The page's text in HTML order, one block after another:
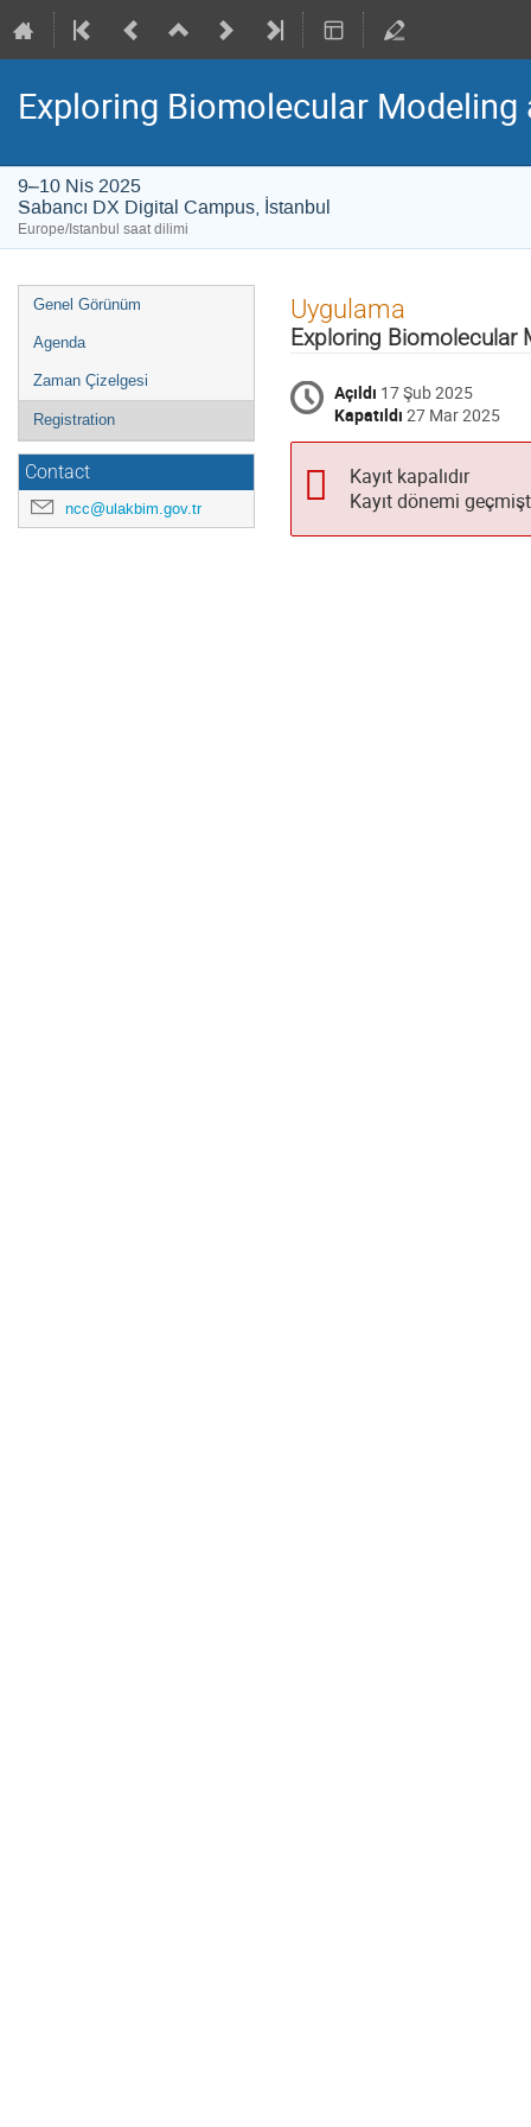
Exploring Biomolecular
9–10 Nis 2025
Sabancı DX Digital Campus, İstanbul
Europe/Istanbul saat dilimi
Event
menu
Genel Görünüm
Agenda
Zaman Çizelgesi
Registration
Contact
ncc@ulakbim.gov.tr
Uygulama
Exploring Biomolecular
Açıldı 17 Şub 2025
Kapatıldı 27 Mar 2025
Kayıt kapalıdır
Kayıt dönemi